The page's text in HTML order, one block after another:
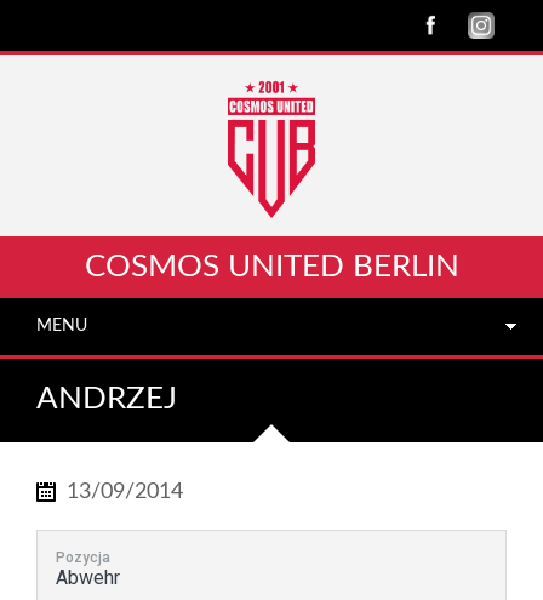
COSMOS UNITED BERLIN
MENU
ANDRZEJ
13/09/2014
Pozycja
Abwehr